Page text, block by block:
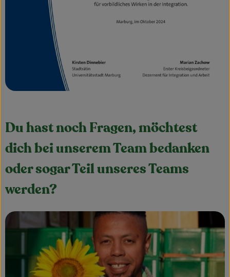
Du hast noch Fragen, möchtest
dich bei unserem Team bedanken
oder sogar Teil unseres Teams
werden?